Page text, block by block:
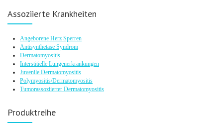
Assoziierte Krankheiten
Angeborene Herz Sperren
Antisynthetase Syndrom
Dermatomyositis
Interstitielle Lungenerkrankungen
Juvenile Dermatomyositis
Polymyositis/Dermatomyositis
Tumorassoziierter Dermatomyositis
Produktreihe